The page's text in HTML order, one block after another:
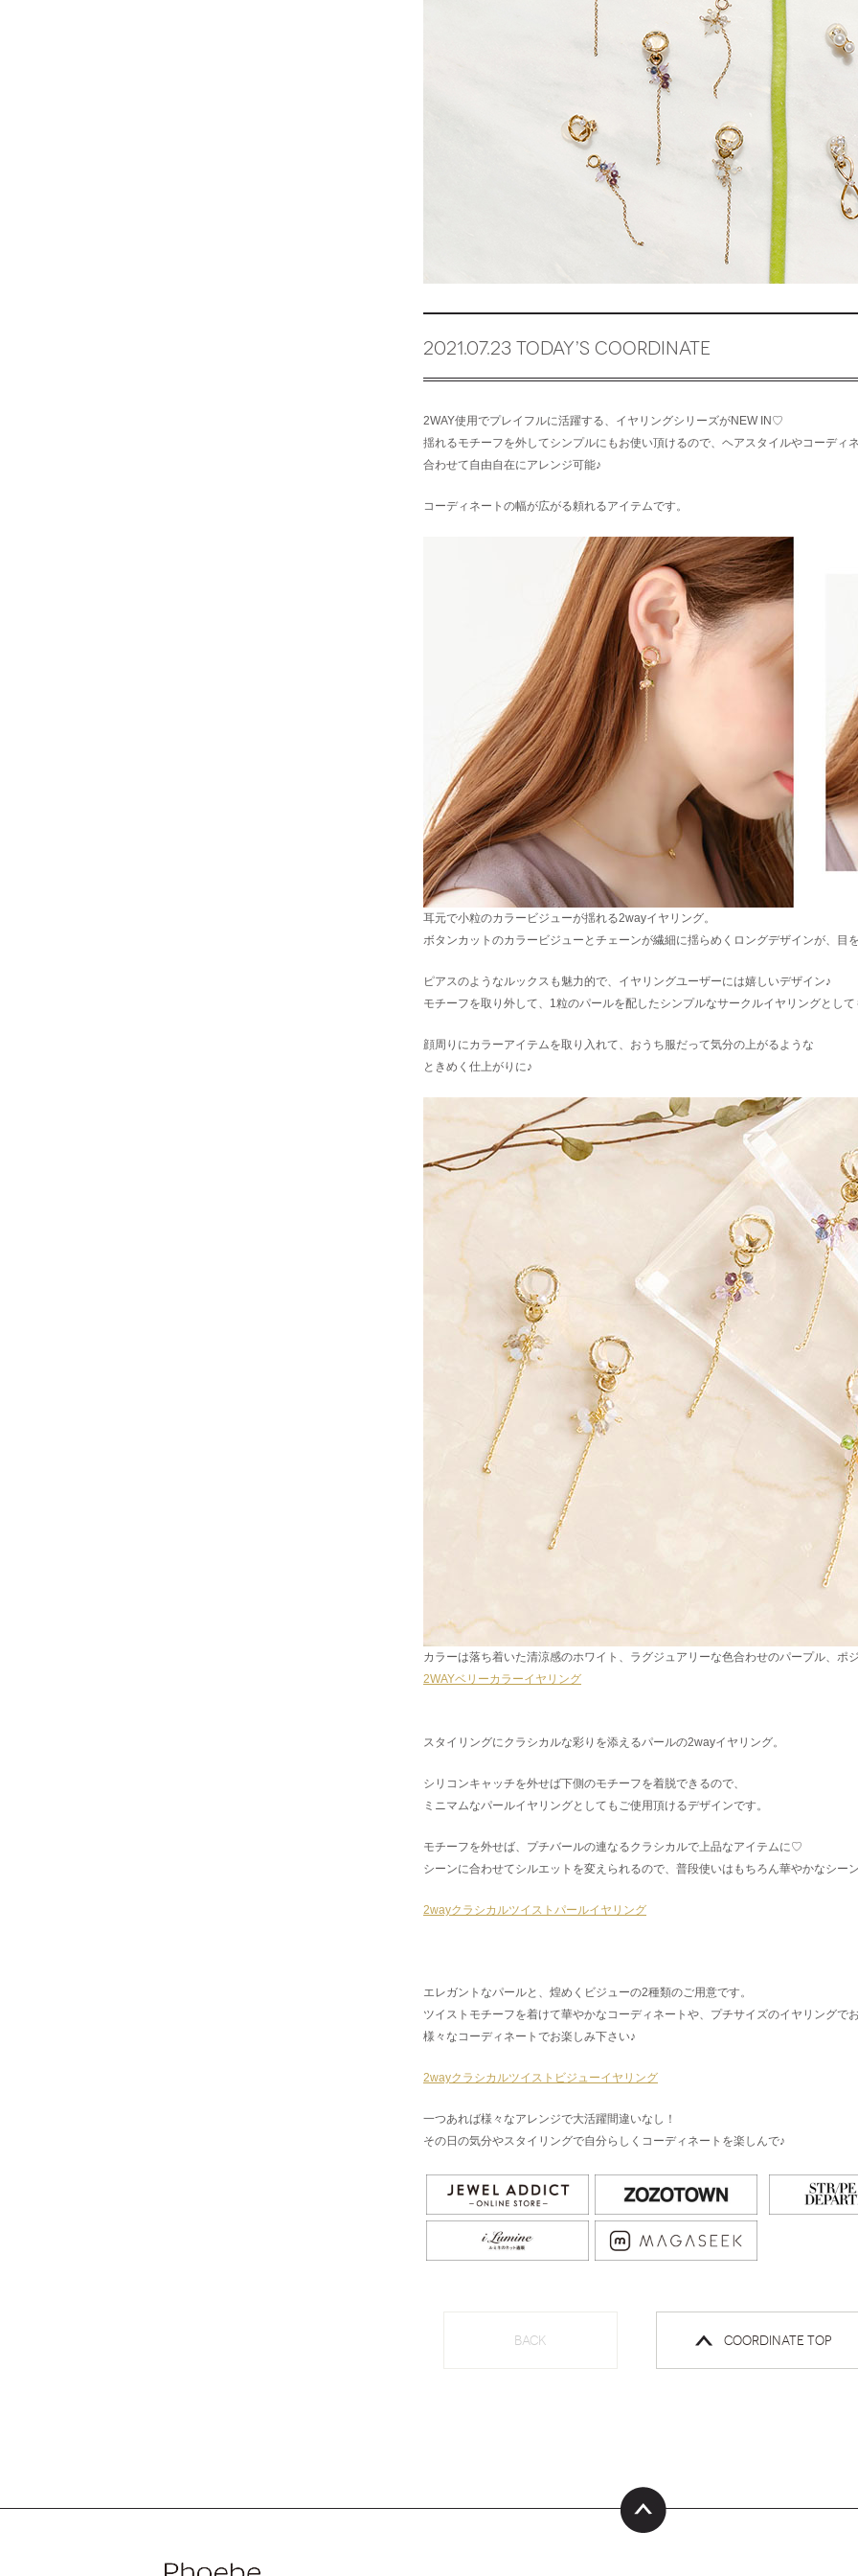
2021.07.23 TODAY’S COORDINATE
2WAY使用でプレイフルに活躍する、イヤリングシリーズがNEW IN♡
揺れるモチーフを外してシンプルにもお使い頂けるので、ヘアスタイルやコーディ
合わせて自由自在にアレンジ可能♪
コーディネートの幅が広がる頼れるアイテムです。
耳元で小粒のカラービジューが揺れる2wayイヤリング。
ボタンカットのカラービジューとチェーンが繊細に揺らめくロングデザインが、目
ピアスのようなルックスも魅力的で、イヤリングユーザーには嬉しいデザイン♪
モチーフを取り外して、1粒のパールを配したシンプルなサークルイヤリングとし
顔周りにカラーアイテムを取り入れて、おうち服だって気分の上がるような
ときめく仕上がりに♪
カラーは落ち着いた清涼感のホワイト、ラグジュアリーな色合わせのパープル、ポ
2WAYベリーカラーイヤリング
スタイリングにクラシカルな彩りを添えるパールの2wayイヤリング。
シリコンキャッチを外せば下側のモチーフを着脱できるので、
ミニマムなパールイヤリングとしてもご使用頂けるデザインです。
モチーフを外せば、プチバールの連なるクラシカルで上品なアイテムに♡
シーンに合わせてシルエットを変えられるので、普段使いはもちろん華やかなシー
2wayクラシカルツイストパールイヤリング
エレガントなパールと、煌めくビジューの2種類のご用意です。
ツイストモチーフを着けて華やかなコーディネートや、プチサイズのイヤリングで
様々なコーディネートでお楽しみ下さい♪
2wayクラシカルツイストビジューイヤリング
一つあれば様々なアレンジで大活躍間違いなし！
その日の気分やスタイリングで自分らしくコーディネートを楽しんで♪
BACK COORDINATE TOP